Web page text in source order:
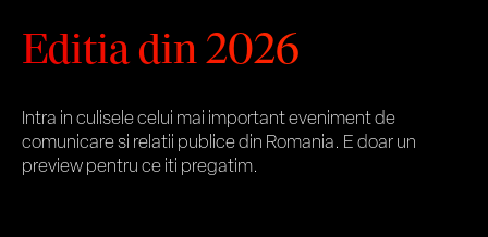
Editia din 2026
Intra in culisele celui mai important eveniment de
comunicare si relatii publice din Romania. E doar un
preview pentru ce iti pregatim.